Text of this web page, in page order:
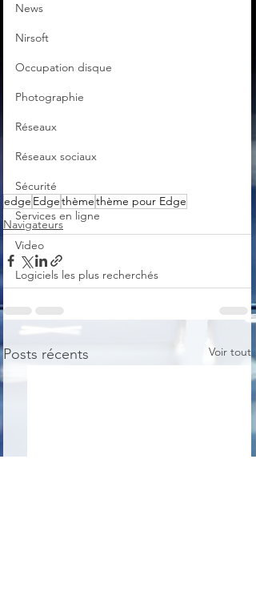
News
Nirsoft
Occupation disque
Photographie
Réseaux
Réseaux sociaux
Sécurité
Services en ligne
Video
Logiciels les plus recherchés
edge Edgethèmethème pour Edge
Navigateurs
Posts récents Voir tout